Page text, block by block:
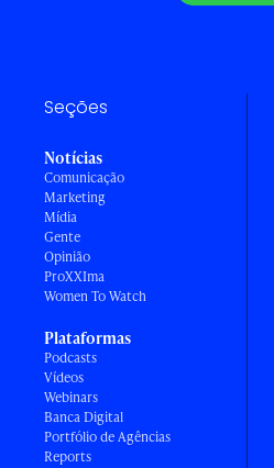
Seções
Notícias
Comunicação
Marketing
Mídia
Gente
Opinião
ProXXIma
Women To Watch
Plataformas
Podcasts
Vídeos
Webinars
Banca Digital
Portfólio de Agências
Reports